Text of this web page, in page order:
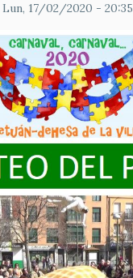
Lun, 17/02/2020 - 20:35